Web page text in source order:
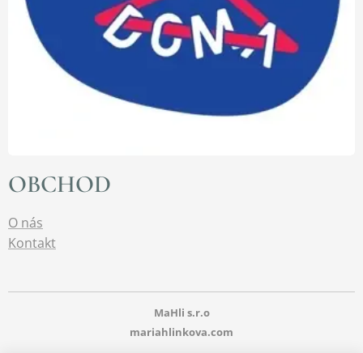
OBCHOD
O nás
Kontakt
MaHli s.r.o
mariahlinkova.com